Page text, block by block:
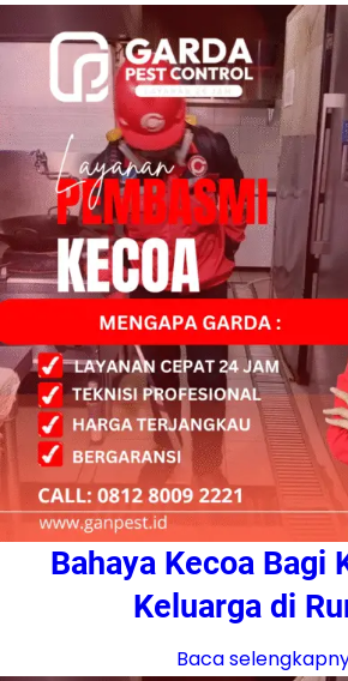
Bahaya Kecoa Bagi
Keluarga di
Baca